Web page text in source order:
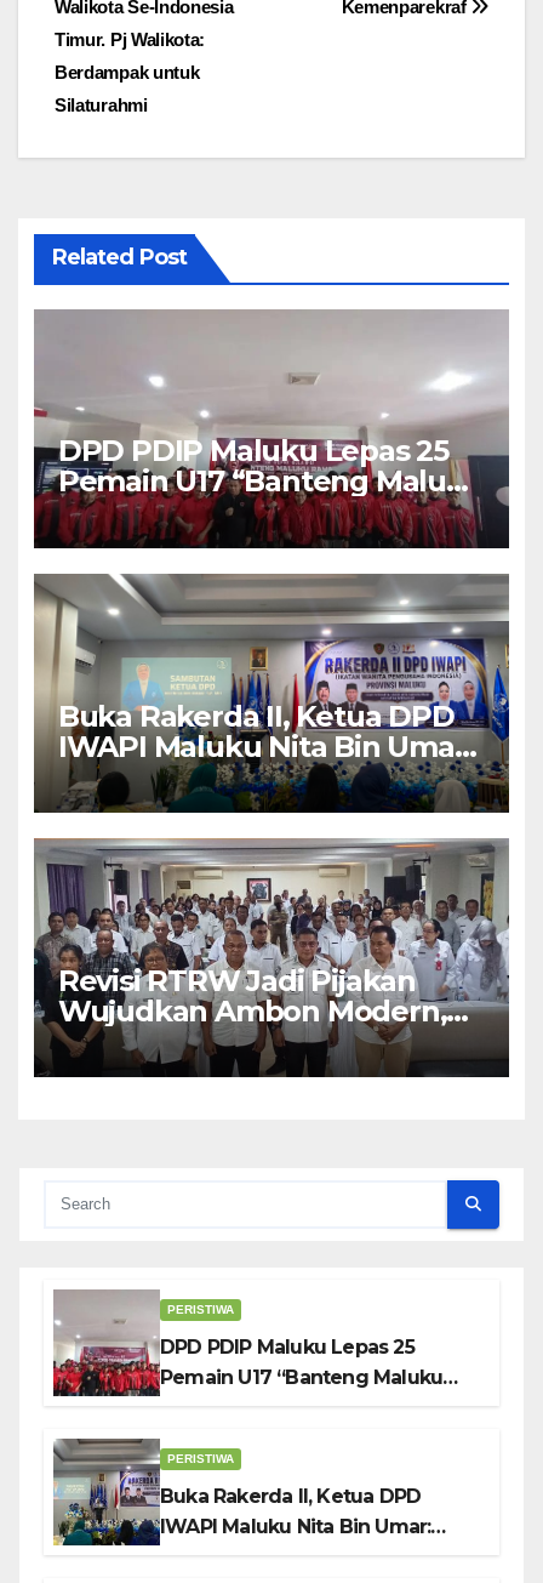
Kemenparekraf
Walikota Se-Indonesia
Timur. Pj Walikota:
Berdampak untuk
Silaturahmi
Related Post
DPD PDIP Maluku Lepas 25
Pemain U17 “Banteng Maluku
Raya” ke Sokerano Cup di
Jawa Timur
Buka Rakerda II, Ketua DPD
IWAPI Maluku Nita Bin Umar:
Perempuan Pengusaha Pilar
Penggerak UMKM
Revisi RTRW Jadi Pijakan
Wujudkan Ambon Modern,
Nyaman dan Berkelanjutan,
Kata Wali Kota Bodewin
PERISTIWA
DPD PDIP Maluku Lepas 25
Pemain U17 “Banteng Maluku
PERISTIWA
Buka Rakerda II, Ketua DPD
IWAPI Maluku Nita Bin Umar: